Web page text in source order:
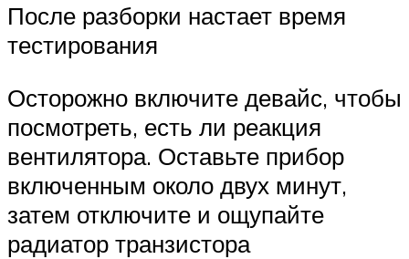
После разборки настает время
тестирования
Осторожно включите девайс, чтобы
посмотреть, есть ли реакция
вентилятора. Оставьте прибор
включенным около двух минут,
затем отключите и ощупайте
радиатор транзистора